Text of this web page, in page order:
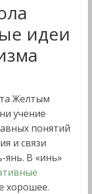
идеи
Желтым
учение
понятий
и связи
янь. В «инь»
хорошее.